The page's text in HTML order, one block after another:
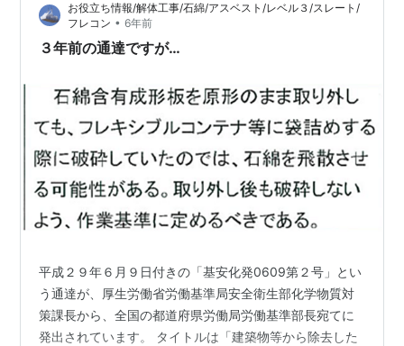
れを旧マニュアルと呼ぶことにします。 網羅的なマニュ
アルと言えば、これに次ぐものが今回の新マニュアルで
す。 何が違うか？ まず総ページ数が違…
お役立ち情報/解体工事/石綿/アスベスト/レベル３/スレート/
フレコン • 6年前
３年前の通達ですが…
平成２９年６月９日付きの「基安化発0609第２号」とい
う通達が、厚生労働省労働基準局安全衛生部化学物質対
策課長から、全国の都道府県労働局労働基準部長宛てに
発出されています。 タイトルは「建築物等から除去した